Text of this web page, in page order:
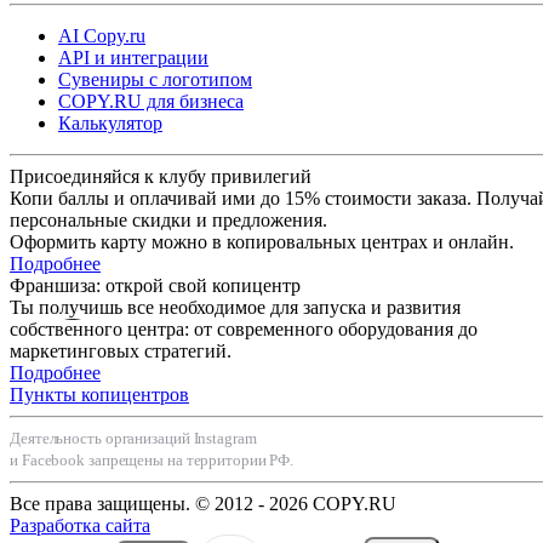
AI Copy.ru
API и интеграции
Сувениры с логотипом
COPY.RU для бизнеса
Калькулятор
Присоединяйся к клубу привилегий
Копи баллы и оплачивай ими до 15% стоимости заказа.
персональные скидки и предложения.
Оформить карту можно в копировальных центрах и онлайн.
Подробнее
Франшиза: открой свой копицентр
Ты получишь все необходимое для запуска и развития
собственного центра: от современного оборудования до
маркетинговых стратегий.
Подробнее
Пункты копицентров
Деятельность организаций Instagram
и Facebook запрещены на территории РФ.
Все права защищены. © 2012 - 2026 COPY.RU
Разработка сайта